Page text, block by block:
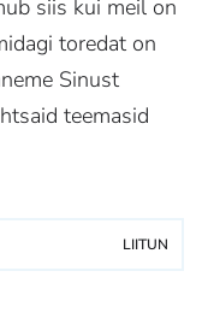
siis kui meil on
toredat on
Sinust
teemasid